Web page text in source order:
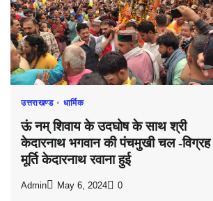
उत्तराखण्ड धार्मिक
ऊं नम् शिवाय के उदघोष के साथ श्री
केदारनाथ भगवान की पंचमुखी चल -विग्रह
मूर्ति केदारनाथ रवाना हुई
Admin May 6, 2024 0